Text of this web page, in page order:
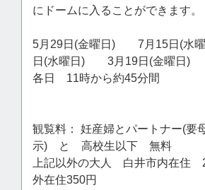
にドームに入ることができます
5月29日(金曜日) 7月15日(水
日(水曜日) 3月19日(金曜日)
各日 11時から約45分間
観覧料： 妊産婦とパートナー(要
示) と 高校生以下 無料
上記以外の大人 白井市内在住
外在住350円